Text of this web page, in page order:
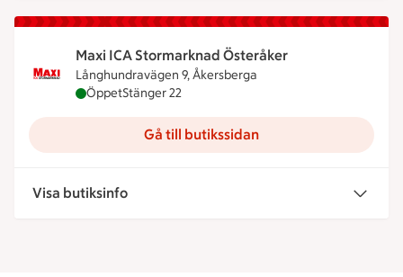
Maxi ICA Stormarknad Österåker
Långhundravägen 9, Åkersberga
Maxi ICA Stormarknad Österåker är öppen nu,
ÖppetStänger 22
Gå till butikssidan
Visa butiksinfo